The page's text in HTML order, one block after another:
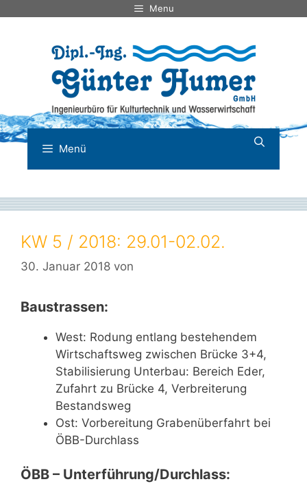
Menu
Menü
KW 5 / 2018: 29.01-02.02.
30. Januar 2018 von
Baustrassen:
West: Rodung entlang bestehendem
Wirtschaftsweg zwischen Brücke 3+4,
Stabilisierung Unterbau: Bereich Eder,
Zufahrt zu Brücke 4, Verbreiterung
Bestandsweg
Ost: Vorbereitung Grabenüberfahrt bei
ÖBB-Durchlass
ÖBB – Unterführung/Durchlass: